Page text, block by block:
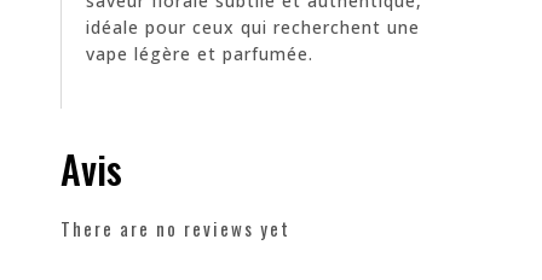
idéale pour ceux qui recherchent une
vape légère et parfumée.
Avis
There are no reviews yet